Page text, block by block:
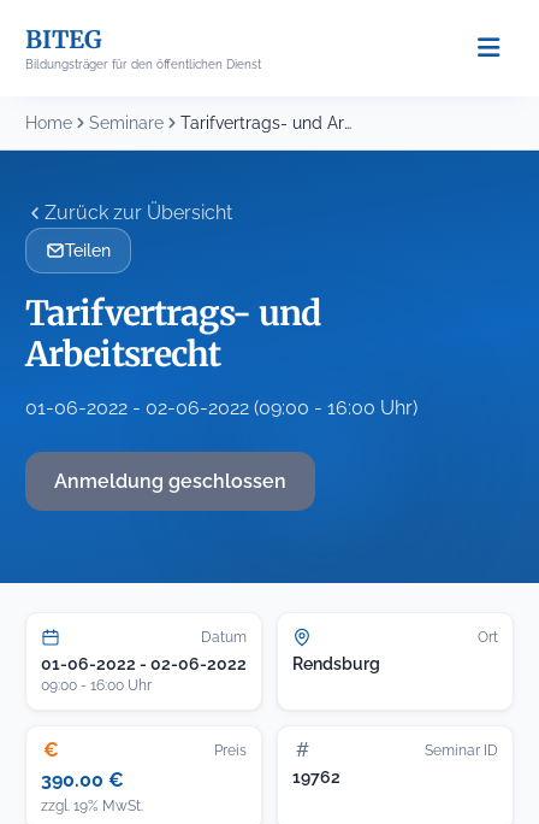
content
BITEG
Bildungsträger für den öffentlichen Dienst
Home Seminare Tarifvertrags- und Arbeitsrecht
Zurück zur Übersicht
Teilen
Tarifvertrags- und
Arbeitsrecht
01-06-2022 - 02-06-2022 (09:00 - 16:00 Uhr)
Anmeldung geschlossen
Datum
01-06-2022 - 02-06-2022
09:00 - 16:00 Uhr
Ort
Rendsburg
€ Preis
390.00 €
zzgl. 19% MwSt.
# Seminar ID
19762